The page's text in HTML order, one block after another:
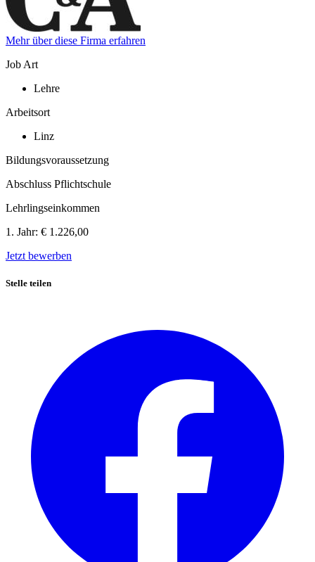
Mehr über diese Firma erfahren
Job Art
Lehre
Arbeitsort
Linz
Bildungsvoraussetzung
Abschluss Pflichtschule
Lehrlingseinkommen
1. Jahr: € 1.226,00
Jetzt bewerben
Stelle teilen